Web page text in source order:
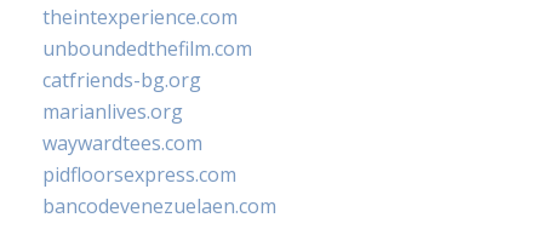
theintexperience.com
unboundedthefilm.com
catfriends-bg.org
marianlives.org
waywardtees.com
pidfloorsexpress.com
bancodevenezuelaen.com